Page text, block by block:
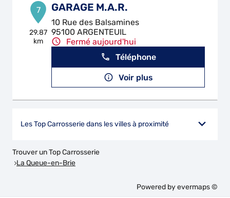
7
29.87
km
GARAGE M.A.R.
10 Rue des Balsamines
95100 ARGENTEUIL
Fermé aujourd'hui
Téléphone
Voir plus
Les Top Carrosserie dans les villes à proximité
Trouver un Top Carrosserie
La Queue-en-Brie
Powered byevermaps ©